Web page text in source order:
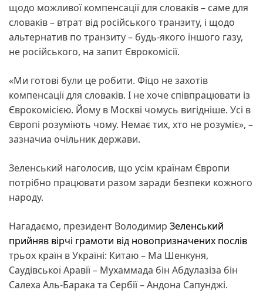
щодо можливої компенсації для словаків – саме для
словаків – втрат від російського транзиту, і щодо
альтернатив по транзиту – будь-якого іншого газу,
не російського, на запит Єврокомісії.
«Ми готові були це робити. Фіцо не захотів
компенсації для словаків. І не хоче співпрацювати із
Єврокомісією. Йому в Москві чомусь вигідніше. Усі в
Європі розуміють чому. Немає тих, хто не розуміє», –
зазначиа очільник держави.
Зеленський наголосив, що усім країнам Європи
потрібно працювати разом заради безпеки кожного
народу.
Нагадаємо, президент Володимир Зеленський
прийняв вірчі грамоти від новопризначених послів
трьох країн в Україні: Китаю – Ма Шенкуня,
Саудівської Аравії – Мухаммада бін Абдулазіза бін
Салеха Аль-Барака та Сербії – Андона Сапунджі.